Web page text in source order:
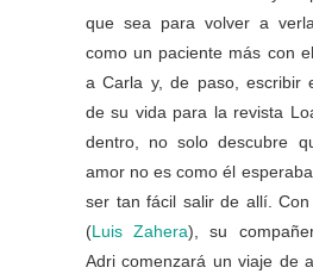
que sea para volver a
como un paciente más con
a Carla y, de paso, escribir
de su vida para la revista
dentro, no solo descubre
amor no es como él
ser tan fácil salir de allí.
(Luis Zahera), su
Adri comenzará un viaje de